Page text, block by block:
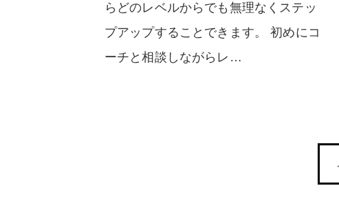
らどのレベルからでも無理なくステッ
プアップすることできます。 初めにコ
ーチと相談しながらレ…